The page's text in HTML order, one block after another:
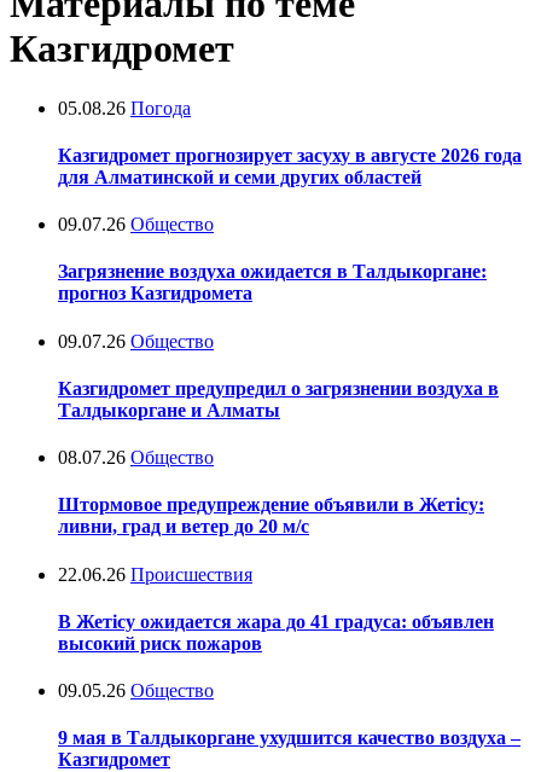
Казгидромет
05.08.26 Погода
Казгидромет прогнозирует засуху в августе 2026 года
для Алматинской и семи других областей
09.07.26 Общество
Загрязнение воздуха ожидается в Талдыкоргане:
прогноз Казгидромета
09.07.26 Общество
Казгидромет предупредил о загрязнении воздуха в
Талдыкоргане и Алматы
08.07.26 Общество
Штормовое предупреждение объявили в Жетісу:
ливни, град и ветер до 20 м/с
22.06.26 Происшествия
В Жетісу ожидается жара до 41 градуса: объявлен
высокий риск пожаров
09.05.26 Общество
9 мая в Талдыкоргане ухудшится качество воздуха –
Казгидромет